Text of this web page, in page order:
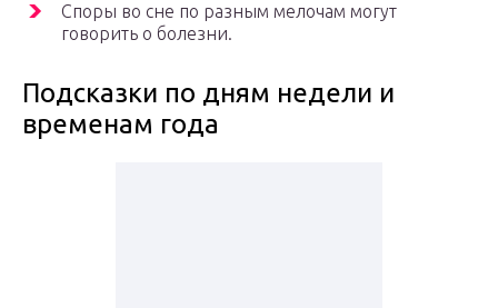
Споры во сне по разным мелочам могут
говорить о болезни.
Подсказки по дням недели и
временам года